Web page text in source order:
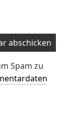
Spam zu